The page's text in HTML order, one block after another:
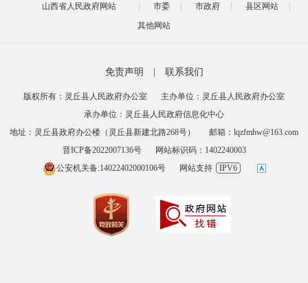
山西省人民政府网站 市委 市政府
县区网站
其他网站
免责声明 | 联系我们
版权所有：灵丘县人民政府办公室
主办单位：灵丘县人民政府办公室
承办单位：灵丘县人民政府信息化中心
地址：灵丘县政府办公楼（灵丘县新建北路268号）
邮箱：lqzfmhw@163.com
晋ICP备2022007136号
网站标识码：1402240003
公安机关备:14022402000106号
网站支持 IPV6